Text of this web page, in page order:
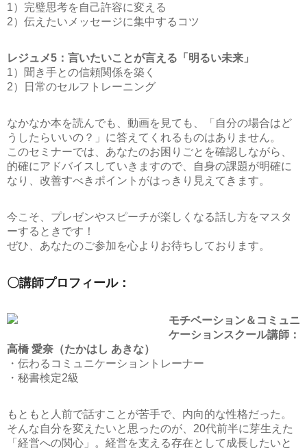
1）完璧思考を自己許容に変える
2）伝えたいメッセージに集中するコツ
レジュメ5：言いたいことが言える「明るい未来」
1）聞き手との信頼関係を築く
2）日常のセルフトレーニング
なかなか本を読んでも、動画を見ても、「自分の場合はど
うしたらいいの？」に答えてくれるものはありません。
このセミナーでは、あなたのお困りごとを確認しながら、
的確にアドバイスしていきますので、自身の課題が明確に
なり、改善すべきポイントがはっきり見えてきます。
今こそ、プレゼンやスピーチが楽しくなる話し方をマスタ
ーするときです！
ぜひ、あなたのご参加を心よりお待ちしております。
〇講師プロフィール：
モチベーション＆コミュニ
ケーションスクール講師：
高橋 愛奈（たかはし あきな）
・伝わるコミュニケーショントレーナー
・秘書検定2級
もともと人前で話すことが苦手で、内向的な性格だった。
そんな自分を変えたいと思ったのが、20代前半に芽生えた
「経営への関心」。経営を支える存在として成長したいと